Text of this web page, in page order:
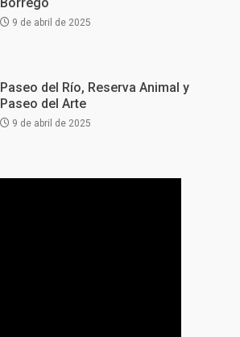
9 de abril de 2025
Paseo del Río, Reserva Animal y
Paseo del Arte
9 de abril de 2025